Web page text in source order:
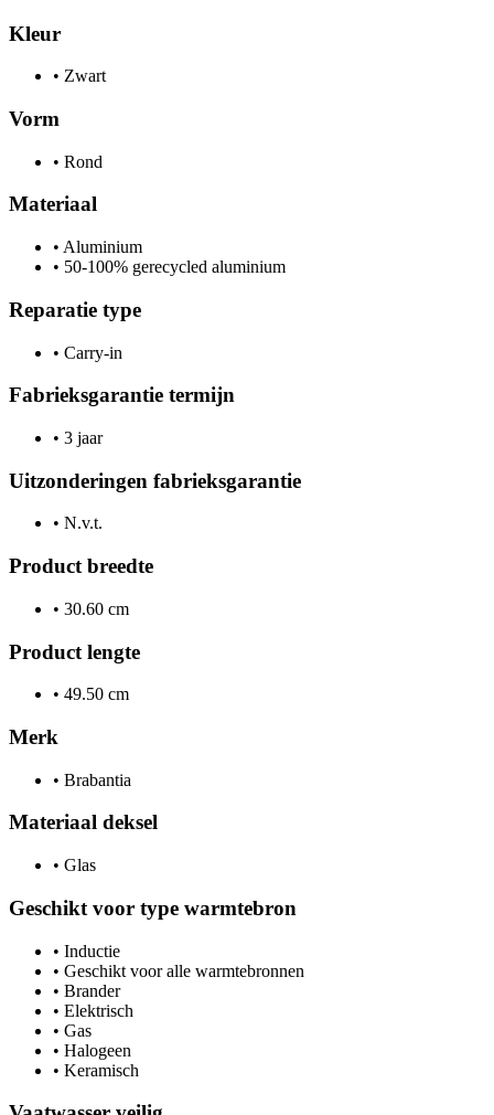
Kleur
• Zwart
Vorm
• Rond
Materiaal
• Aluminium
• 50-100% gerecycled aluminium
Reparatie type
• Carry-in
Fabrieksgarantie termijn
• 3 jaar
Uitzonderingen fabrieksgarantie
• N.v.t.
Product breedte
• 30.60 cm
Product lengte
• 49.50 cm
Merk
• Brabantia
Materiaal deksel
• Glas
Geschikt voor type warmtebron
• Inductie
• Geschikt voor alle warmtebronnen
• Brander
• Elektrisch
• Gas
• Halogeen
• Keramisch